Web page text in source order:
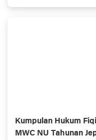
Kumpulan Hukum
MWC NU Tahunan